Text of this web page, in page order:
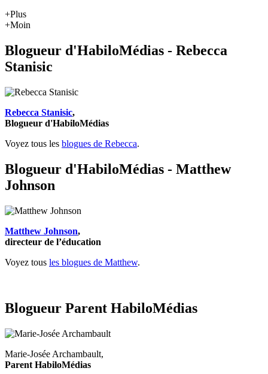
+Plus
+Moin
Blogueur d'HabiloMédias - Rebecca
Stanisic
Rebecca Stanisic,
Blogueur d'HabiloMédias
Voyez tous les blogues de Rebecca.
Blogueur d'HabiloMédias - Matthew
Johnson
Matthew Johnson,
directeur de l’éducation
Voyez tous les blogues de Matthew.
Blogueur Parent HabiloMédias
Marie-Josée Archambault,
Parent HabiloMédias